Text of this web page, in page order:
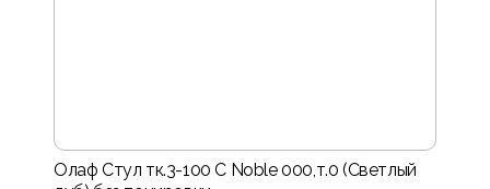
Олаф Стул тк.3-100 C Noble 000,т.0 (Светлый